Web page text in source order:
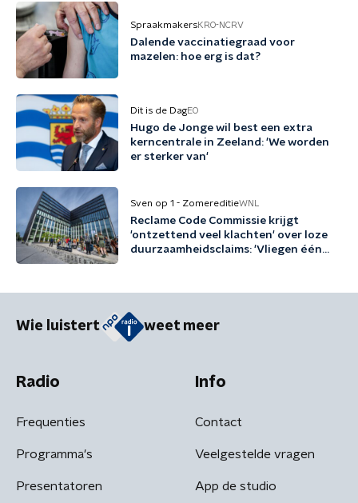
SpraakmakersKRO-NCRV
Dalende vaccinatiegraad voor
mazelen: hoe erg is dat?
Dit is de DagEO
Hugo de Jonge wil best een extra
kerncentrale in Zeeland: 'We worden
er sterker van'
Sven op 1 - ZomereditieWNL
Reclame Code Commissie krijgt
'ontzettend veel klachten' over loze
duurzaamheidsclaims: 'Vliegen één
Wie luistert weet meer
Radio
Frequenties
Programma's
Presentatoren
Info
Contact
Veelgestelde vragen
App de studio